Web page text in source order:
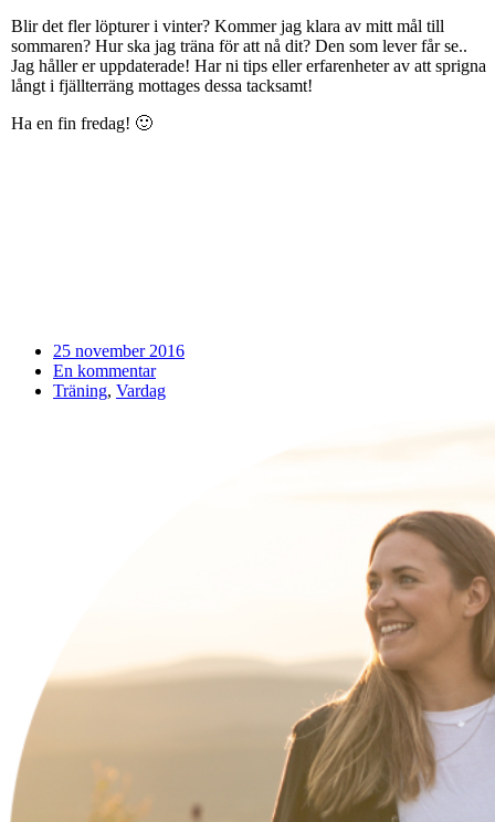
Blir det fler löpturer i vinter? Kommer jag klara av mitt mål till
sommaren? Hur ska jag träna för att nå dit? Den som lever får se..
Jag håller er uppdaterade! Har ni tips eller erfarenheter av att sprigna
långt i fjällterräng mottages dessa tacksamt!
Ha en fin fredag! 🙂
25 november 2016
En kommentar
Träning, Vardag